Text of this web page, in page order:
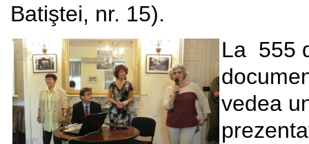
Batiştei, nr. 15).
La 555
vedea